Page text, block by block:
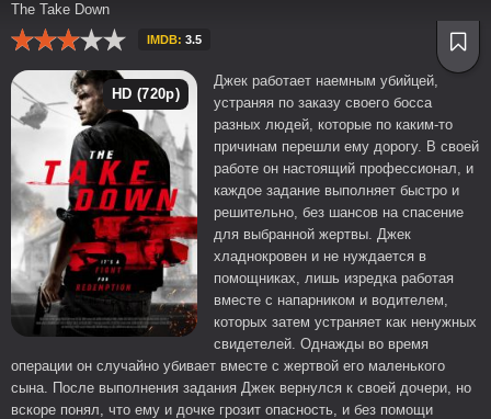
The Take Down
IMDB: 3.5
HD (720p)
Джек работает наемным убийцей,
устраняя по заказу своего босса
разных людей, которые по каким-то
причинам перешли ему дорогу. В своей
работе он настоящий профессионал, и
каждое задание выполняет быстро и
решительно, без шансов на спасение
для выбранной жертвы. Джек
хладнокровен и не нуждается в
помощниках, лишь изредка работая
вместе с напарником и водителем,
которых затем устраняет как ненужных
свидетелей. Однажды во время
операции он случайно убивает вместе с жертвой его маленького
сына. После выполнения задания Джек вернулся к своей дочери, но
вскоре понял, что ему и дочке грозит опасность, и без помощи